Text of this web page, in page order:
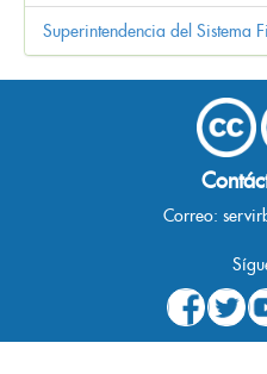
Superintendencia del Sistema
Correo: